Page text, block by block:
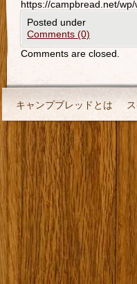
https://campbread.net/
Posted under
Comments (0)
Comments are closed.
キャンプブレッドとは